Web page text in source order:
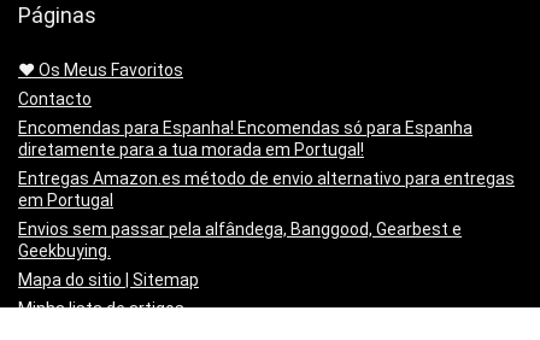
Páginas
❤️ Os Meus Favoritos
Contacto
Encomendas para Espanha! Encomendas só para Espanha
diretamente para a tua morada em Portugal!
Entregas Amazon.es método de envio alternativo para entregas
em Portugal
Envios sem passar pela alfândega, Banggood, Gearbest e
Geekbuying.
Mapa do sitio | Sitemap
Minha lista de artigos